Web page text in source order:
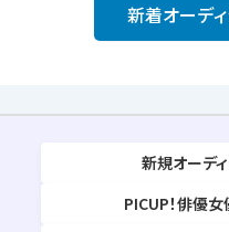
新着オーディ
新規オーデ
PICUP！俳優